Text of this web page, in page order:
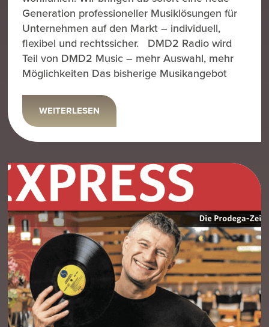
Generation professioneller Musiklösungen für
Unternehmen auf den Markt – individuell,
flexibel und rechtssicher. DMD2 Radio wird
Teil von DMD2 Music – mehr Auswahl, mehr
Möglichkeiten Das bisherige Musikangebot
WEITERLESEN